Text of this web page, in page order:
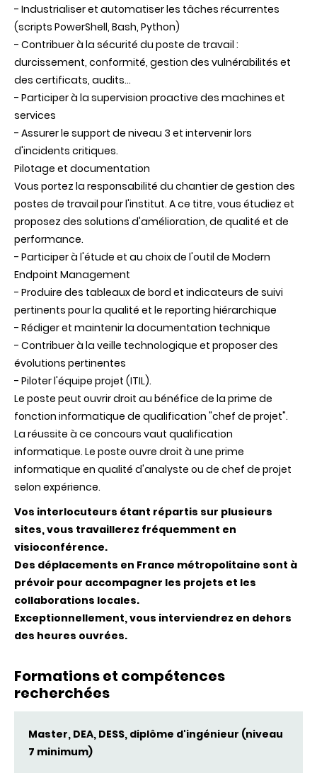
- Industrialiser et automatiser les tâches récurrentes
(scripts PowerShell, Bash, Python)
- Contribuer à la sécurité du poste de travail :
durcissement, conformité, gestion des vulnérabilités et
des certificats, audits…
- Participer à la supervision proactive des machines et
services
- Assurer le support de niveau 3 et intervenir lors
d'incidents critiques.
Pilotage et documentation
Vous portez la responsabilité du chantier de gestion des
postes de travail pour l'institut. A ce titre, vous étudiez et
proposez des solutions d'amélioration, de qualité et de
performance.
- Participer à l'étude et au choix de l'outil de Modern
Endpoint Management
- Produire des tableaux de bord et indicateurs de suivi
pertinents pour la qualité et le reporting hiérarchique
- Rédiger et maintenir la documentation technique
- Contribuer à la veille technologique et proposer des
évolutions pertinentes
- Piloter l'équipe projet (ITIL).
Le poste peut ouvrir droit au bénéfice de la prime de
fonction informatique de qualification "chef de projet".
La réussite à ce concours vaut qualification
informatique. Le poste ouvre droit à une prime
informatique en qualité d'analyste ou de chef de projet
selon expérience.
Vos interlocuteurs étant répartis sur plusieurs
sites, vous travaillerez fréquemment en
visioconférence.
Des déplacements en France métropolitaine sont à
prévoir pour accompagner les projets et les
collaborations locales.
Exceptionnellement, vous interviendrez en dehors
des heures ouvrées.
Formations et compétences
recherchées
Master, DEA, DESS, diplôme d'ingénieur (niveau
7 minimum)